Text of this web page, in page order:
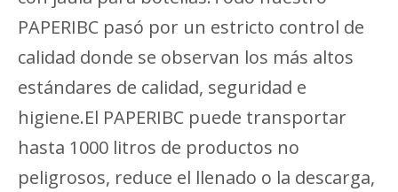
PAPERIBC pasó por un estricto control de
calidad donde se observan los más altos
estándares de calidad, seguridad e
higiene.El PAPERIBC puede transportar
hasta 1000 litros de productos no
peligrosos, reduce el llenado o la descarga,